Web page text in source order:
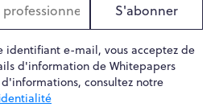
S'abonner
identifiant e-mail, vous acceptez de
d'information de Whitepapers
consultez notre